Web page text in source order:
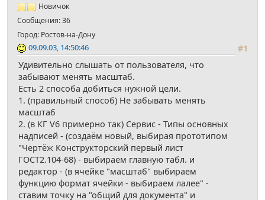
Новичок
Сообщения: 36
Город: Ростов-на-Дону
#1
09.09.03, 14:50:46
Удивительно слышать от пользователя, что
забывают менять масштаб.
Есть 2 способа добиться нужной цели.
1. (правильный способ) Не забывать менять
масштаб
2. (в КГ V6 примерно так) Сервис - Типы основных
надписей - (создаём новый, выбирая прототипом
"Чертёж Конструкторский первый лист
ГОСТ2.104-68) - выбираем главную табл. и
редактор - (в ячейке "масштаб" выбираем
функцию формат ячейки - выбираем лалее" -
ставим точку на "общий для документа" и